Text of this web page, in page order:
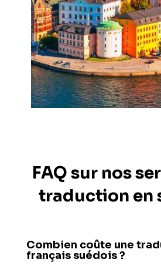
FAQ sur nos
traduction en
Combien coûte une
français suédois ?